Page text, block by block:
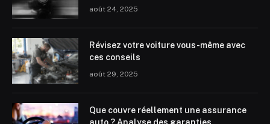
août 24, 2025
Révisez votre voiture vous-même avec
ces conseils
août 29, 2025
Que couvre réellement une assurance